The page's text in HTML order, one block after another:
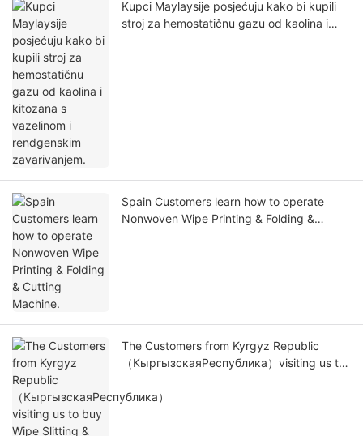
Kupci Maylaysije posjećuju kako bi kupili
stroj za hemostatičnu gazu od kaolina i
Spain Customers learn how to operate
Nonwoven Wipe Printing & Folding &
The Customers from Kyrgyz Republic
（КыргызскаяРеспублика）visiting us to
and Disposable Towel Machine.